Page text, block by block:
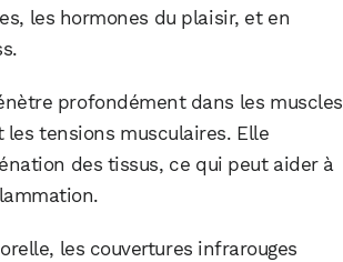
les hormones du plaisir, et en
profondément dans les muscles
tensions musculaires. Elle
des tissus, ce qui peut aider à
les couvertures infrarouges